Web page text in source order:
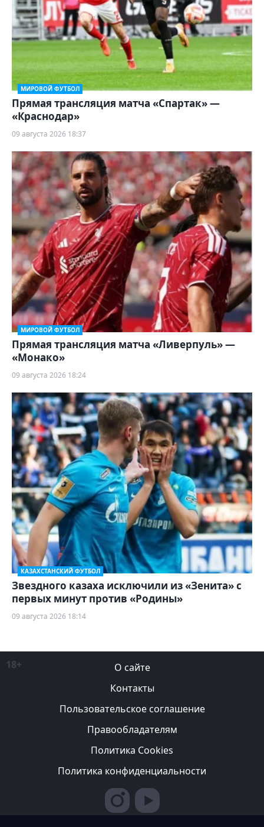
МИРОВОЙ ФУТБОЛ
Прямая трансляция матча «Спартак» —
«Краснодар»
09 августа 2026 18:37
МИРОВОЙ ФУТБОЛ
Прямая трансляция матча «Ливерпуль» —
«Монако»
09 августа 2026 18:24
КАЗАХСТАНСКИЙ ФУТБОЛ
Звездного казаха исключили из «Зенита» с
первых минут против «Родины»
09 августа 2026 18:14
18+
О сайте
Контакты
Пользовательское соглашение
Правообладателям
Политика Cookies
Политика конфиденциальности